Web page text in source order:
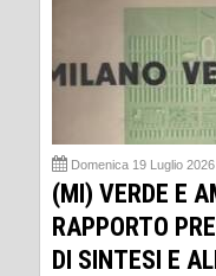
Domenica 19 Luglio 2026
(MI) VERDE E
RAPPORTO
DI SINTESI E